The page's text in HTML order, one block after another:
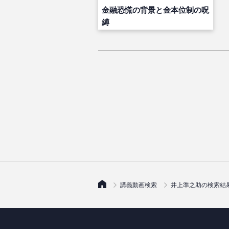
金融恐慌の背景と金本位制の呪
縛
講義動画検索 井上準之助の検索結